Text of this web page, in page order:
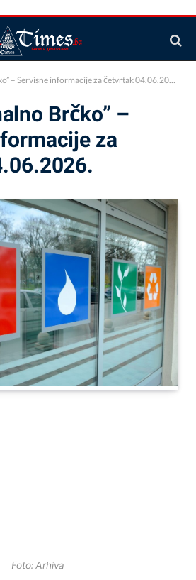
– Servisne informacije za četvrtak 04.06.2026.
Brčko” –
za
Foto: Arhiva